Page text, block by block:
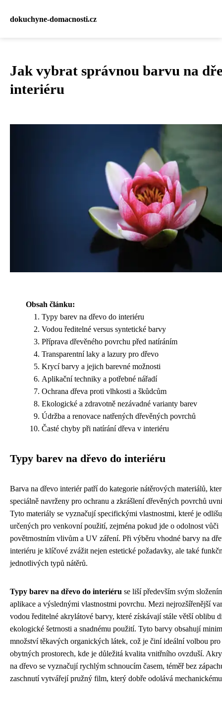
dokuchyne-domacnosti.cz
Jak vybrat správnou barvu na
interiéru
Obsah článku:
Typy barev na dřevo do interiéru
Vodou ředitelné versus syntetické barvy
Příprava dřevěného povrchu před natíráním
Transparentní laky a lazury pro dřevo
Krycí barvy a jejich barevné možnosti
Aplikační techniky a potřebné nářadí
Ochrana dřeva proti vlhkosti a škůdcům
Ekologické a zdravotně nezávadné varianty barev
Údržba a renovace natřených dřevěných povrchů
Časté chyby při natírání dřeva v interiéru
Typy barev na dřevo do interiéru
Barva na dřevo interiér patří do kategorie nátěrových materiálů,
speciálně navrženy pro ochranu a zkrášlení dřevěných povrchů
Tyto materiály se vyznačují specifickými vlastnostmi, které je
určených pro venkovní použití, zejména pokud jde o odolnost vůči
povětrnostním vlivům a UV záření. Při výběru vhodné barvy na
interiéru je klíčové zvážit nejen estetické požadavky, ale také
jednotlivých typů nátěrů.
Typy barev na dřevo do interiéru se liší především svým
aplikace a výslednými vlastnostmi povrchu. Mezi nejrozšířenější
vodou ředitelné akrylátové barvy, které získávají stále větší oblibu
ekologické šetrnosti a snadnému použití. Tyto barvy obsahují
množství těkavých organických látek, což je činí ideální volbou
obytných prostorech, kde je důležitá kvalita vnitřního ovzduší.
na dřevo se vyznačují rychlým schnoucím časem, téměř bez
zaschnutí vytvářejí pružný film, který dobře odolává